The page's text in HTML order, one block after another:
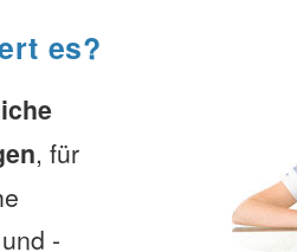
es?
, für
-